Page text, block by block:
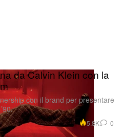
da Calvin Klein con la
con il brand per presentare
5.8K 0